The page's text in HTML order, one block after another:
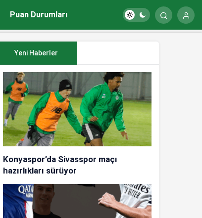
Puan Durumları
Yeni Haberler
Konyaspor’da Sivasspor maçı
hazırlıkları sürüyor